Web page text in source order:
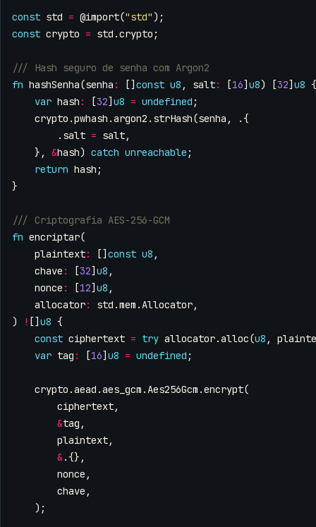
const std = @import("std");
const crypto = std .crypto ;
fn hashSenha(senha : [] const u8 , salt: [16] u8) [32] u8 {
var hash : [32] u8 = undefined ;
crypto .pwhash .argon2 . strHash(senha ,
.{
. salt = salt,
},
&hash) catch unreachable ;
return hash ;
}
fn encriptar(
plaintext: [] const u8 ,
chave : [32] u8 ,
nonce : [12] u8 ,
allocator: std .mem .Allocator,
)
! [] u8 {
const ciphertext = try allocator.alloc(u8 ,
var tag : [16] u8 = undefined ;
crypto .aead .aes_gcm .Aes256Gcm .encrypt(
ciphertext,
&tag ,
plaintext,
&.{},
nonce ,
chave ,
);